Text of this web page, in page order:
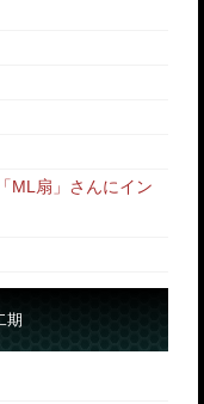
ML扇」さんにイン
期